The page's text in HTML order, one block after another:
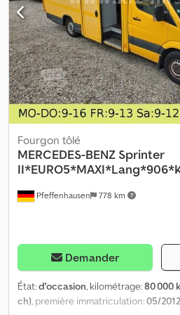
450 kg ► Porte d'accès avant, à
latéraux ► Grille de montée Dcjdpfx
Pneumatiques : 165R13C ► Roue de
Équipements inclus dans le prix de
Cloison transversale Malgré un
dans la description et le prix sont
prix, dimensions, poids et
Pfeffenhausen 778 km
Fourgon tôlé
MERCEDES-BENZ Sprinter
Demander
État:d'occasion, kilométrage:80 000
ch), première immatriculation:05/2012